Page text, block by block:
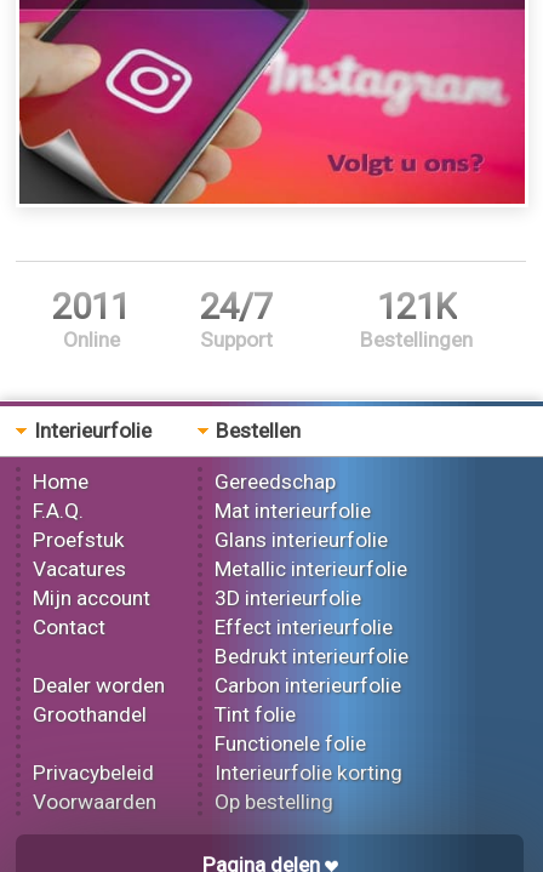
2011
Online
24/7
Support
121K
Bestellingen
Interieurfolie
Home
F.A.Q.
Proefstuk
Vacatures
Mijn account
Contact
Dealer worden
Groothandel
Privacybeleid
Voorwaarden
Bestellen
Gereedschap
Mat interieurfolie
Glans interieurfolie
Metallic interieurfolie
3D interieurfolie
Effect interieurfolie
Bedrukt interieurfolie
Carbon interieurfolie
Tint folie
Functionele folie
Interieurfolie korting
Op bestelling
Pagina delen